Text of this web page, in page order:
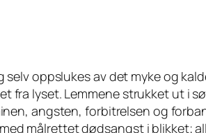
oppslukes av det myke og
fra lyset. Lemmene strukket ut i
angsten, forbitrelsen og
målrettet dødsangst i